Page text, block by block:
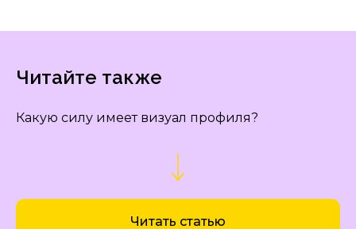
Читайте также
Какую силу имеет визуал профиля?
Читать статью